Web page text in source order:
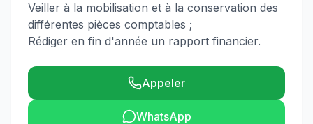
Veiller à la mobilisation et à la conservation des
différentes pièces comptables ;
Rédiger en fin d'année un rapport financier.
Appeler
WhatsApp